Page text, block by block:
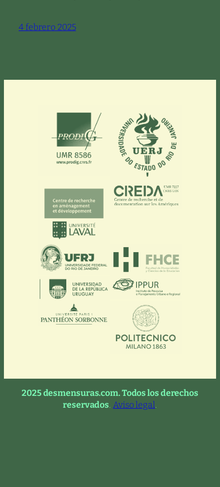
4 febrero 2025
2025 desmensuras.com. Todos los derechos
reservados. Aviso legal.